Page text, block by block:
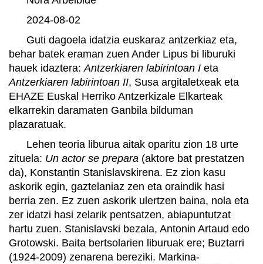
2024-08-02
Guti dagoela idatzia euskaraz antzerkiaz eta,
behar batek eraman zuen Ander Lipus bi liburuki
hauek idaztera:Antzerkiaren labirintoan I eta
Antzerkiaren labirintoan II, Susa argitaletxeak eta
EHAZE Euskal Herriko Antzerkizale Elkarteak
elkarrekin daramaten Ganbila bilduman
plazaratuak.
Lehen teoria liburua aitak oparitu zion 18 urte
zituela: Un actor se prepara (aktore bat prestatzen
da), Konstantin Stanislavskirena. Ez zion kasu
askorik egin, gaztelaniaz zen eta oraindik hasi
berria zen. Ez zuen askorik ulertzen baina, nola eta
zer idatzi hasi zelarik pentsatzen, abiapuntutzat
hartu zuen. Stanislavski bezala, Antonin Artaud edo
Grotowski. Baita bertsolarien liburuak ere; Buztarri
(1924-2009) zenarena bereziki. Markina-